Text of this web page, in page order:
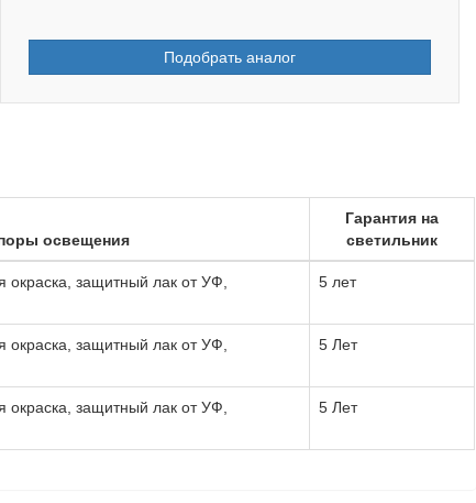
Подобрать аналог
освещения
Гарантия на
светильник
окраска, защитный лак от УФ,
5 лет
окраска, защитный лак от УФ,
5 Лет
окраска, защитный лак от УФ,
5 Лет